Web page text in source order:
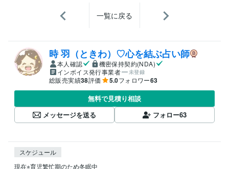
一覧に戻る
時 羽（ときわ）♡心を結ぶ占い師
本人確認
機密保持契約(NDA)
インボイス発行事業者
未登録
総販売実績38評価 5.0フォロワー63
無料で見積り相談
メッセージを送る
フォロー63
スケジュール
現在⭐︎育児繁忙期のため冬眠中